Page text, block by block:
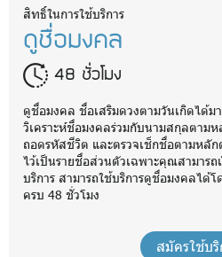
สิทธิ์ในการใช้บริการ
ดูชื่อมงคล
48 ชั่วโมง
ดูชื่อมงคล ชื่อเสริมดวงตามวันเกิดได้ม
วิเคราะห์ชื่อมงคลร่วมกับนามสกุลตาม
ถอดรหัสชีวิต และตรวจเช็กชื่อตามห
ไว้เป็นรายชื่อส่วนตัวเฉพาะคุณสามารถ
บริการ สามารถใช้บริการดูชื่อมงคลได้
ครบ 48 ชั่วโมง
สมัครใช้บริ